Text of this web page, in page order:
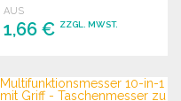
Gastronomie.
AUS
1,66 € ZZGL. MWST.
Angebot anfordern